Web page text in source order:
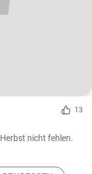
13
nicht fehlen.